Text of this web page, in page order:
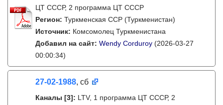
ЦТ СССР, 2 программа ЦТ СССР
Регион: Туркменская ССР (Туркменистан)
Источник: Комсомолец Туркменистана
Добавил на сайт: Wendy Corduroy (2026-03-27
00:00:34)
27-02-1988, сб
Каналы [3]: LTV, 1 программа ЦТ СССР, 2